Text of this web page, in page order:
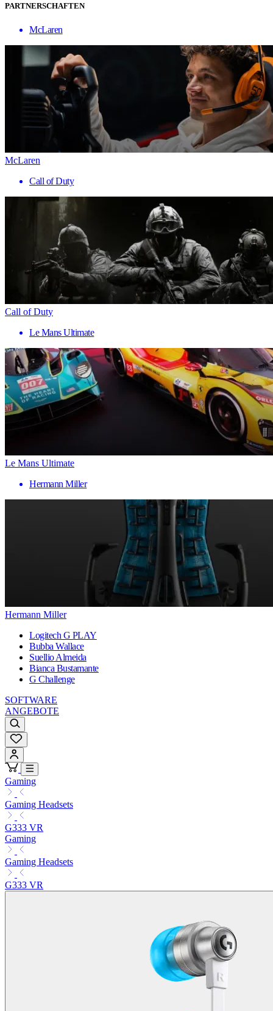
PARTNERSCHAFTEN
McLaren
McLaren
Call of Duty
Call of Duty
Le Mans Ultimate
Le Mans Ultimate
Hermann Miller
Hermann Miller
Logitech G PLAY
Bubba Wallace
Suellio Almeida
Bianca Bustamante
G Challenge
SOFTWARE
ANGEBOTE
Gaming
Gaming Headsets
G333 VR
Gaming
Gaming Headsets
G333 VR